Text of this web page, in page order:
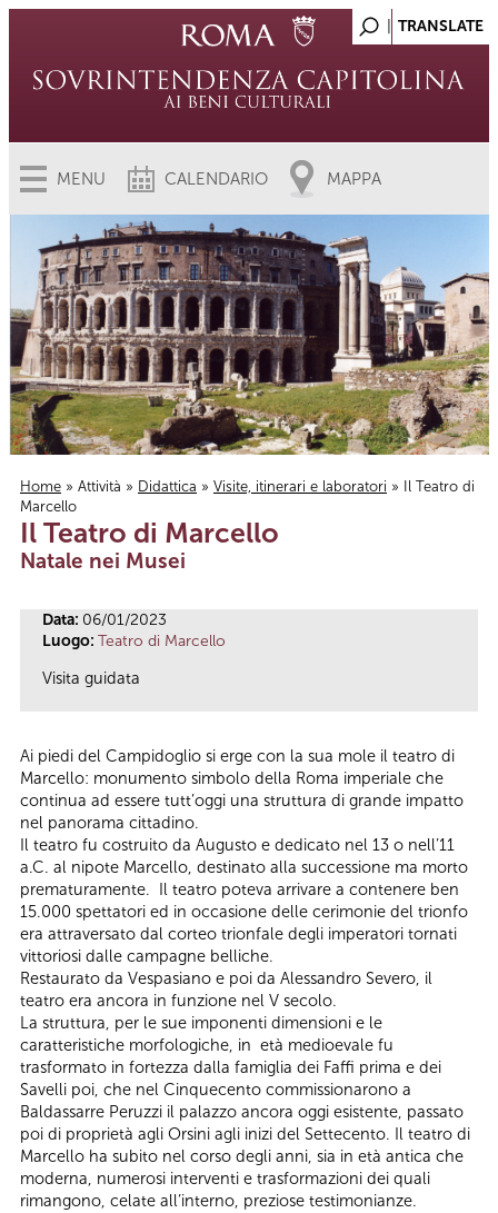
MENU CALENDARIO MAPPA
Tu sei qui
Home » Attività » Didattica » Visite, itinerari e laboratori » Il Teatro di
Marcello
Il Teatro di Marcello
Natale nei Musei
Data: 06/01/2023
Luogo: Teatro di Marcello
Visita guidata
Ai piedi del Campidoglio si erge con la sua mole il teatro di
Marcello: monumento simbolo della Roma imperiale che
continua ad essere tutt’oggi una struttura di grande impatto
nel panorama cittadino.
Il teatro fu costruito da Augusto e dedicato nel 13 o nell’11
a.C. al nipote Marcello, destinato alla successione ma morto
prematuramente. Il teatro poteva arrivare a contenere ben
15.000 spettatori ed in occasione delle cerimonie del trionfo
era attraversato dal corteo trionfale degli imperatori tornati
vittoriosi dalle campagne belliche.
Restaurato da Vespasiano e poi da Alessandro Severo, il
teatro era ancora in funzione nel V secolo.
La struttura, per le sue imponenti dimensioni e le
caratteristiche morfologiche, in età medioevale fu
trasformato in fortezza dalla famiglia dei Faffi prima e dei
Savelli poi, che nel Cinquecento commissionarono a
Baldassarre Peruzzi il palazzo ancora oggi esistente, passato
poi di proprietà agli Orsini agli inizi del Settecento. Il teatro di
Marcello ha subito nel corso degli anni, sia in età antica che
moderna, numerosi interventi e trasformazioni dei quali
rimangono, celate all’interno, preziose testimonianze.